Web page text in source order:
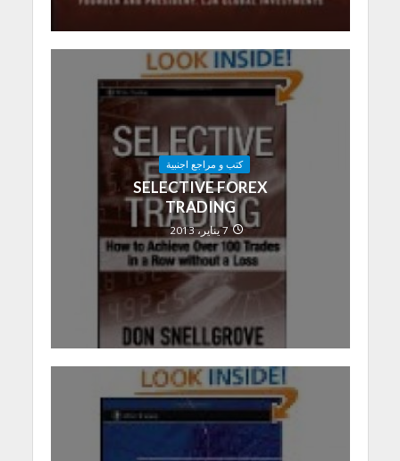
كتب و مراجع اجنبية
SELECTIVE FOREX
TRADING
7 يناير، 2013